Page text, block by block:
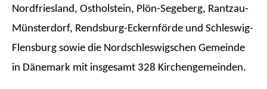
Nordfriesland, Ostholstein, Plön-Segeberg, Rantzau-
Münsterdorf, Rendsburg-Eckernförde und Schleswig-
Flensburg sowie die Nordschleswigschen Gemeinde
in Dänemark mit insgesamt 328 Kirchengemeinden.